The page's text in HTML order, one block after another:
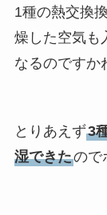
1種の熱交換
燥した空気も
なるのですか
とりあえず3
湿できたので